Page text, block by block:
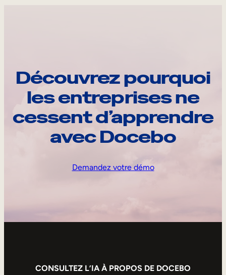
Découvrez pourquoi
les entreprises ne
cessent d’apprendre
avec Docebo
Demandez votre démo
CONSULTEZ L’IA À PROPOS DE DOCEBO